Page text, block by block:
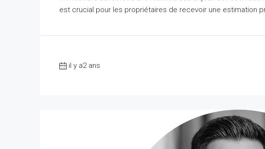
est crucial pour les propriétaires de recevoir une estimation
il y a2 ans